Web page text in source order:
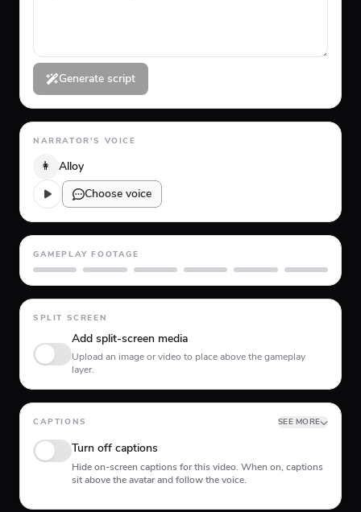
Generate script
NARRATOR'S VOICE
👩
Alloy
Choose voice
GAMEPLAY FOOTAGE
GTA 5 Minecraft Planet CoasterRoblox Skate Subway Surfer
SPLIT SCREEN
Add split-screen media
Upload an image or video to place above the gameplay
layer.
CAPTIONS SEE MORE
Turn off captions
Hide on-screen captions for this video. When on, captions
sit above the avatar and follow the voice.